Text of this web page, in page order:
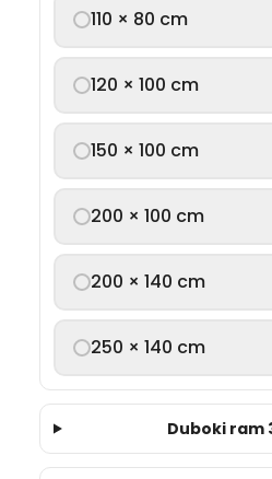
110 × 80 cm
120 × 100 cm
150 × 100 cm
200 × 100 cm
200 × 140 cm
250 × 140 cm
Duboki ram